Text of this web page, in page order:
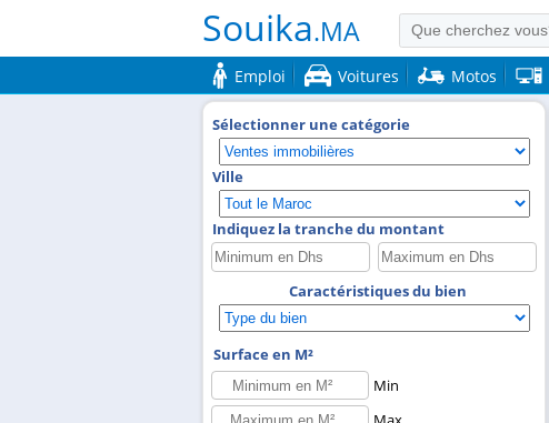
Souika.MA
Emploi Voitures Motos
Sélectionner une catégorie
Ville
Indiquez la tranche du montant
Caractéristiques du bien
Surface en M²
Min